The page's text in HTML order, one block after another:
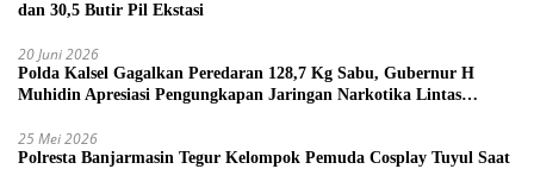
dan 30,5 Butir Pil Ekstasi
20 Juni 2026
Polda Kalsel Gagalkan Peredaran 128,7 Kg Sabu, Gubernur H
Muhidin Apresiasi Pengungkapan Jaringan Narkotika Lintas
25 Mei 2026
Polresta Banjarmasin Tegur Kelompok Pemuda Cosplay Tuyul Saat